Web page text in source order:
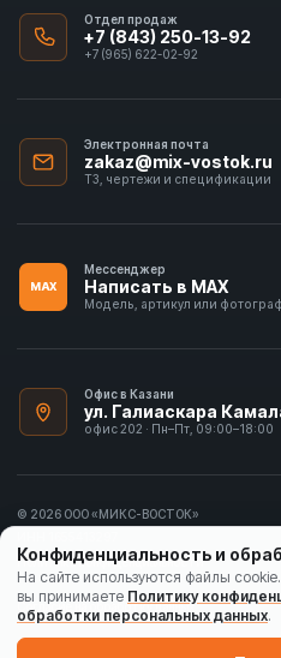
Отдел продаж
+7 (843) 250-13-92
+7 (965) 622-02-92
Электронная почта
zakaz@mix-vostok.ru
ТЗ, чертежи и спецификации
MAX
Мессенджер
Написать в MAX
Модель, артикул или
Офис в Казани
ул. Галиаскара
офис 202 · Пн–Пт, 09:00–18:00
© 2026 ООО «МИКС-ВОСТОК»
Политика конфиденциальности
Согласие на обработку данных
Конфиденциальность и
На сайте используются файлы
вы принимаете Политику
обработки персональных данных.